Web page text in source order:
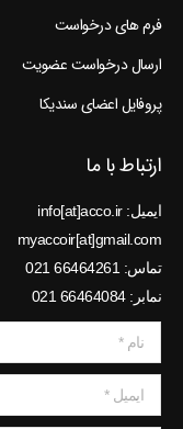
فرم های درخواست
ارسال درخواست عضویت
پروفایل اعضای سندیکا
ارتباط با ما
ایمیل: info[at]acco.ir
myaccoir[at]gmail.com
تماس: 66464261 021
نمابر: 66464084 021
نام *
ایمیل *